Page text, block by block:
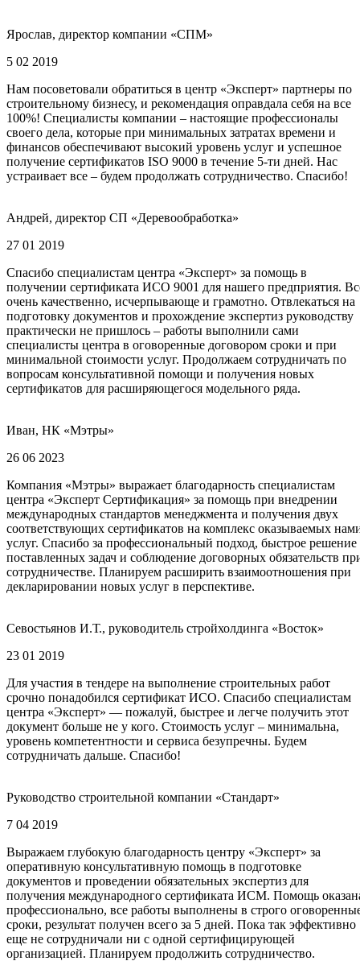
Ярослав, директор компании «СПМ»
5 02 2019
Нам посоветовали обратиться в центр «Эксперт» партнеры по
строительному бизнесу, и рекомендация оправдала себя на все
100%! Специалисты компании – настоящие профессионалы
своего дела, которые при минимальных затратах времени и
финансов обеспечивают высокий уровень услуг и успешное
получение сертификатов ISO 9000 в течение 5-ти дней. Нас
устраивает все – будем продолжать сотрудничество. Спасибо!
Андрей, директор СП «Деревообработка»
27 01 2019
Спасибо специалистам центра «Эксперт» за помощь в
получении сертификата ИСО 9001 для нашего предприятия.
очень качественно, исчерпывающе и грамотно. Отвлекаться на
подготовку документов и прохождение экспертиз руководству
практически не пришлось – работы выполнили сами
специалисты центра в оговоренные договором сроки и при
минимальной стоимости услуг. Продолжаем сотрудничать по
вопросам консультативной помощи и получения новых
сертификатов для расширяющегося модельного ряда.
Иван, НК «Мэтры»
26 06 2023
Компания «Мэтры» выражает благодарность специалистам
центра «Эксперт Сертификация» за помощь при внедрении
международных стандартов менеджмента и получения двух
соответствующих сертификатов на комплекс оказываемых
услуг. Спасибо за профессиональный подход, быстрое решение
поставленных задач и соблюдение договорных обязательств
сотрудничестве. Планируем расширить взаимоотношения при
декларировании новых услуг в перспективе.
Севостьянов И.Т., руководитель стройхолдинга «Восток»
23 01 2019
Для участия в тендере на выполнение строительных работ
срочно понадобился сертификат ИСО. Спасибо специалистам
центра «Эксперт» — пожалуй, быстрее и легче получить этот
документ больше не у кого. Стоимость услуг – минимальна,
уровень компетентности и сервиса безупречны. Будем
сотрудничать дальше. Спасибо!
Руководство строительной компании «Стандарт»
7 04 2019
Выражаем глубокую благодарность центру «Эксперт» за
оперативную консультативную помощь в подготовке
документов и проведении обязательных экспертиз для
получения международного сертификата ИСМ. Помощь
профессионально, все работы выполнены в строго
сроки, результат получен всего за 5 дней. Пока так эффективно
еще не сотрудничали ни с одной сертифицирующей
организацией. Планируем продолжить сотрудничество.